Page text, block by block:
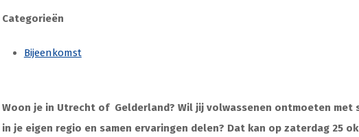
Categorieën
Bijeenkomst
Woon je in Utrecht of Gelderland? Wil jij volwassenen ontmoeten met
in je eigen regio en samen ervaringen delen? Dat kan op zaterdag 25